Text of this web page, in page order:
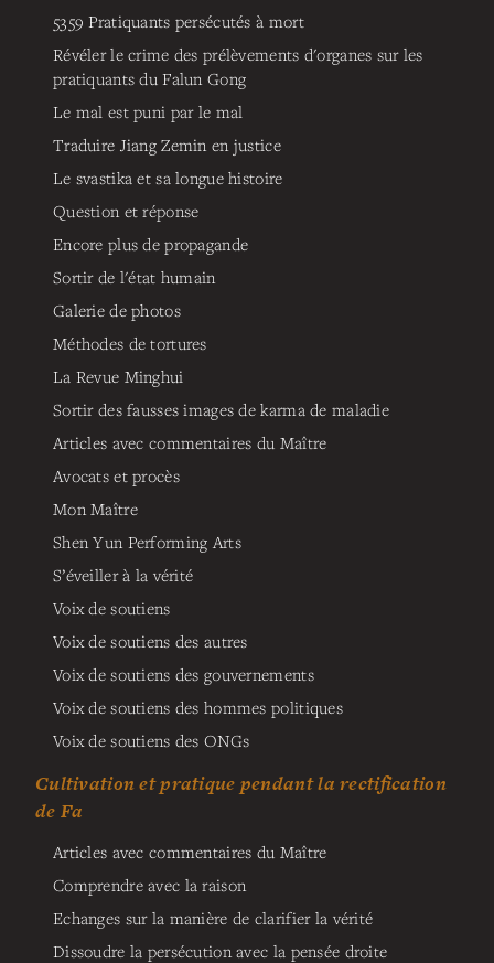
5359 Pratiquants persécutés à mort
Révéler le crime des prélèvements d'organes sur les
pratiquants du Falun Gong
Le mal est puni par le mal
Traduire Jiang Zemin en justice
Le svastika et sa longue histoire
Question et réponse
Encore plus de propagande
Sortir de l'état humain
Galerie de photos
Méthodes de tortures
La Revue Minghui
Sortir des fausses images de karma de maladie
Articles avec commentaires du Maître
Avocats et procès
Mon Maître
Shen Yun Performing Arts
S’éveiller à la vérité
Voix de soutiens
Voix de soutiens des autres
Voix de soutiens des gouvernements
Voix de soutiens des hommes politiques
Voix de soutiens des ONGs
Cultivation et pratique pendant la rectification
de Fa
Articles avec commentaires du Maître
Comprendre avec la raison
Echanges sur la manière de clarifier la vérité
Dissoudre la persécution avec la pensée droite